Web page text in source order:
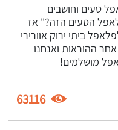
טעים וחושבים
הטעים הזה?" אז
ביתי ירוק אוורירי
ההוראות ואנחנו
מושלמים!
63116